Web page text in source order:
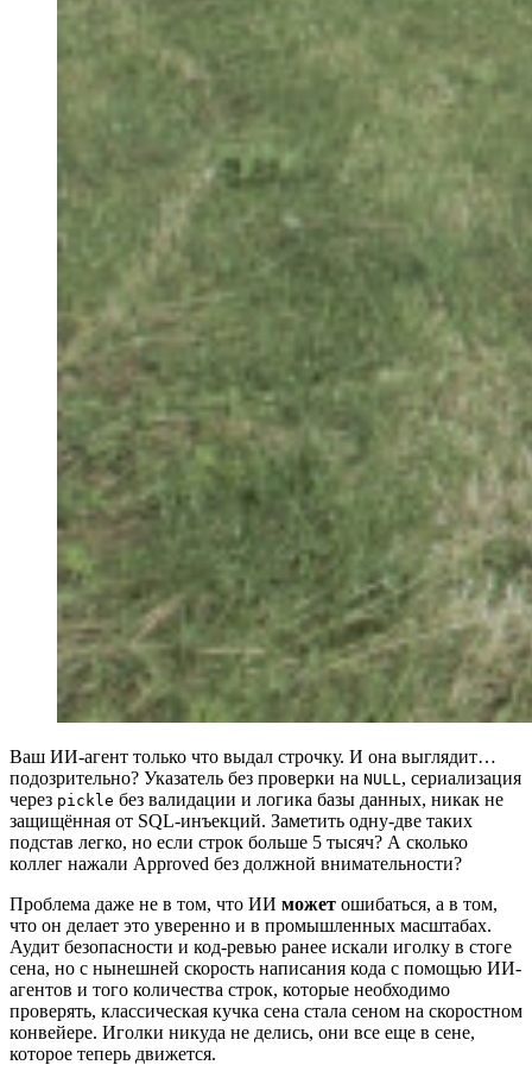
Ваш ИИ-агент только что выдал строчку. И она выглядит…
подозрительно? Указатель без проверки на NULL , сериализация
через pickle без валидации и логика базы данных, никак не
защищённая от SQL-инъекций. Заметить одну-две таких
подстав легко, но если строк больше 5 тысяч? А сколько
коллег нажали Approved без должной внимательности?
Проблема даже не в том, что ИИ может ошибаться, а в том,
что он делает это уверенно и в промышленных масштабах.
Аудит безопасности и код-ревью ранее искали иголку в стоге
сена, но с нынешней скорость написания кода с помощью ИИ-
агентов и того количества строк, которые необходимо
проверять, классическая кучка сена стала сеном на скоростном
конвейере. Иголки никуда не делись, они все еще в сене,
которое теперь движется.